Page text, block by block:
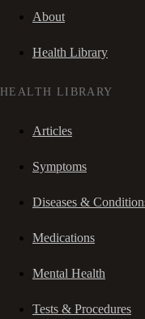
About
Health Library
HEALTH LIBRARY
Articles
Symptoms
Diseases &
Medications
Mental Health
Tests & Procedures